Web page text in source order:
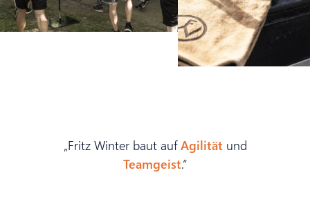
„Fritz Winter baut aufAgilität und
Teamgeist.“